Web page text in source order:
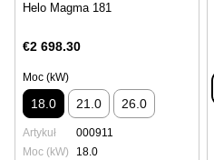
Helo Magma 181
€2 698.30
Moc (kW)
18.0 21.0 26.0
Artykuł
000911
Moc (kW)
18.0